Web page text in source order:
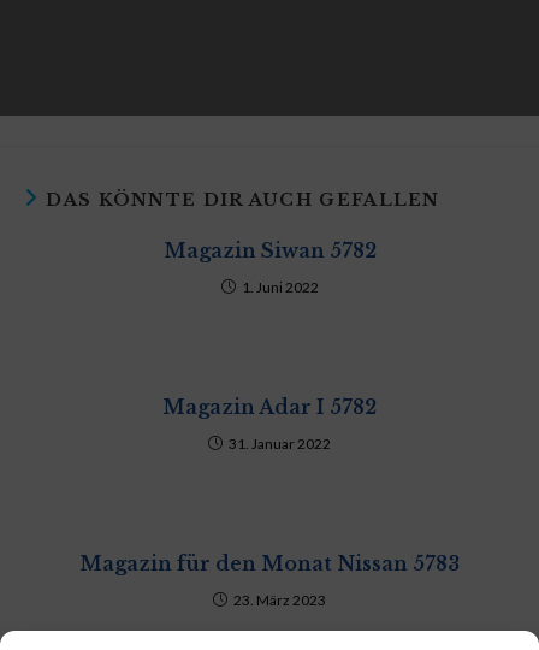
DAS KÖNNTE DIR AUCH GEFALLEN
Magazin Siwan 5782
1. Juni 2022
Magazin Adar I 5782
31. Januar 2022
Magazin für den Monat Nissan 5783
23. März 2023